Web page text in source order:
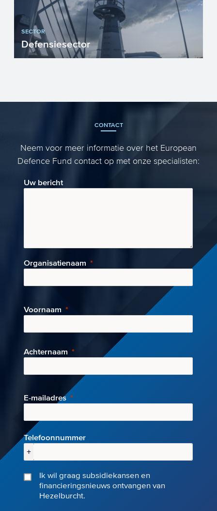
SECTOR
Defensiesector
van Nederland en E...
CONTACT
Neem voor meer informatie over het European
Defence Fund contact op met onze specialisten:
Uw bericht
Organisatienaam
Voornaam
Achternaam
E-mailadres
Telefoonnummer
+
Ik wil graag subsidiekansen en
financieringsnieuws ontvangen van
Hezelburcht.